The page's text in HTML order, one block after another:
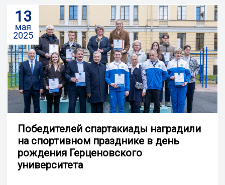
13
мая
2025
Победителей спартакиады наградили
на спортивном празднике в день
рождения Герценовского
университета